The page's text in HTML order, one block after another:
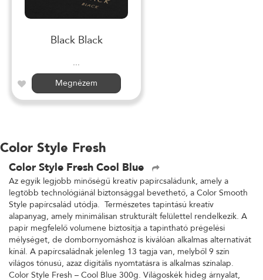
Black Black
...
Megnézem
Color Style Fresh
Color Style Fresh Cool Blue
Az egyik legjobb minőségű kreatív papírcsaládunk, amely a
legtöbb technológiánál biztonsággal bevethető, a Color Smooth
Style papírcsalád utódja. Természetes tapintású kreatív
alapanyag, amely minimálisan strukturált felülettel rendelkezik. A
papír megfelelő volumene biztosítja a tapintható prégelési
mélységet, de dombornyomáshoz is kiválóan alkalmas alternatívát
kínál. A papírcsaládnak jelenleg 13 tagja van, melyből 9 szín
világos tónusú, azaz digitális nyomtatásra is alkalmas színalap.
Color Style Fresh – Cool Blue 300g. Világoskék hideg árnyalat,